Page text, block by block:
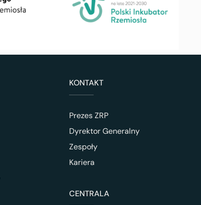
KONTAKT
Prezes ZRP
Dyrektor Generalny
Zespoły
Kariera
CENTRALA